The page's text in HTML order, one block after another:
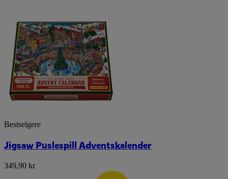
Bestselgere
Jigsaw Puslespill Adventskalender
349,90 kr